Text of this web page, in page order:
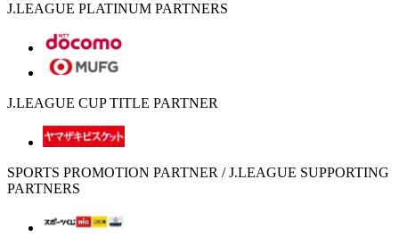
J.LEAGUE PLATINUM PARTNERS
J.LEAGUE CUP TITLE PARTNER
SPORTS PROMOTION PARTNER / J.LEAGUE SUPPORTING
PARTNERS